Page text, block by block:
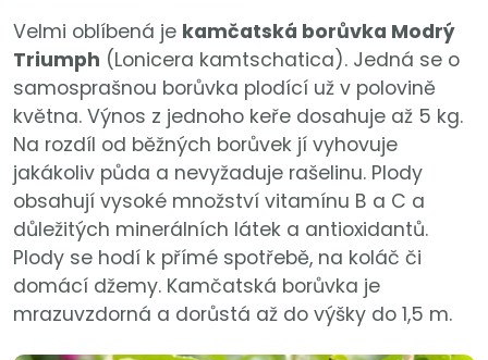
Velmi oblíbená je kamčatská borůvka Modrý
Triumph (Lonicera kamtschatica). Jedná se o
samosprašnou borůvka plodící už v polovině
května. Výnos z jednoho keře dosahuje až 5 kg.
Na rozdíl od běžných borůvek jí vyhovuje
jakákoliv půda a nevyžaduje rašelinu. Plody
obsahují vysoké množství vitamínu B a C a
důležitých minerálních látek a antioxidantů.
Plody se hodí k přímé spotřebě, na koláč či
domácí džemy. Kamčatská borůvka je
mrazuvzdorná a dorůstá až do výšky do 1,5 m.